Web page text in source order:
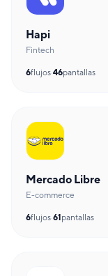
Hapi
Fintech
6flujos·46pantallas
Mercado Libre
E-commerce
6flujos·61 pantallas